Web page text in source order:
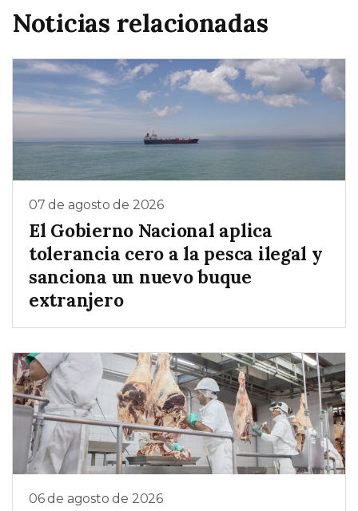
Noticias relacionadas
07 de agosto de 2026
El Gobierno Nacional aplica
tolerancia cero a la pesca ilegal y
sanciona un nuevo buque
extranjero
06 de agosto de 2026